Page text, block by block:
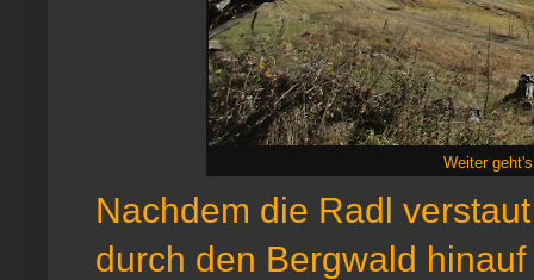
Weiter
Nachdem die Radl
durch den Bergwald